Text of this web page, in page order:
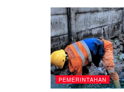
PEMERINTAHAN